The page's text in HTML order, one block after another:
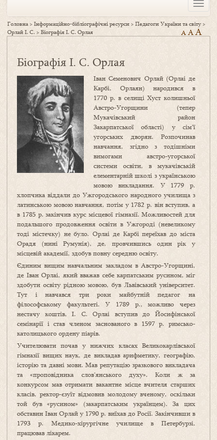
Toggle
Головна >Інформаційно-бібліографічні ресурси >Педагоги України та світу>
Орлай І. С. >Біографія І. С. Орлая A AA
Біографія І. С. Орлая
Іван Семенович Орлай (Орлаі де
Карбі, Орлаян) народився в
1770 р. в селищі Хуст колишньої
Австро-Угорщини (тепер
Мукачівський район
Закарпатської області) у сім’ї
угорських дворян. Розпочинав
навчання, згідно з тодішніми
вимогами австро-угорської
системи освіти, в мукачівській
елементарній школі з українською
мовою викладання. У 1779 р.
хлопчика віддали до Ужгородського народного училища з
латинською мовою навчання, потім у 1782 р. він вступив, а
в 1785 р. закінчив курс місцевої гімназії. Можливостей для
подальшого продовження освіти в Ужгороді (невеликому
тоді містечку) не було. Орлаі де Карбі переїхав до міста
Орадя (нині Румунія), де, провчившись один рік у
місцевій академії, здобув повну середню освіту.
Єдиним вищим навчальним закладом в Австро-Угорщині,
де Іван Орлаі, який вважав себе карпатським русином, міг
здобути освіту рідною мовою, був Львівський університет.
Тут і навчався три роки майбутній педагог на
філософському факультеті. У 1789 р., можливо через
нестачу коштів, І. С. Орлаі вступив до Йосифінської
семінарії і став членом заснованого в 1597 р. римсько-
католицького ордену піарів.
Учителювати почав у нижчих класах Великокарлівської
гімназії вищих наук, де викладав арифметику, географію,
історію та давні мови. Мав репутацію зразкового викладача
та «проповідника слов’янського духу». Коли ж за
конкурсом мав отримати вакантне місце вчителя старших
класів, ректор‑єзуїт відмовив молодому вченому, оскільки
той був «русином» (закарпатським українцем). За цих
обставин Іван Орлай у 1790 р. виїхав до Росії. Закінчивши в
1793 р. Медико-хірургічне училище в Петербурзі,
працював лікарем.